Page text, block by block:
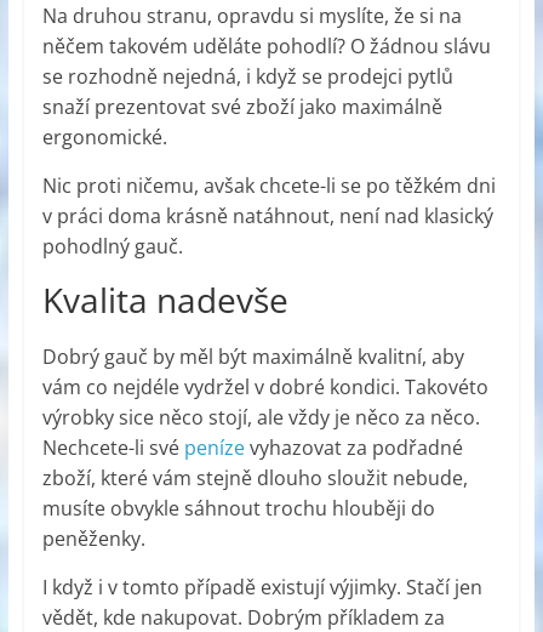
Na druhou stranu, opravdu si myslíte, že si na
něčem takovém uděláte pohodlí? O žádnou slávu
se rozhodně nejedná, i když se prodejci pytlů
snaží prezentovat své zboží jako maximálně
ergonomické.
Nic proti ničemu, avšak chcete-li se po těžkém dni
v práci doma krásně natáhnout, není nad klasický
pohodlný gauč.
Kvalita nadevše
Dobrý gauč by měl být maximálně kvalitní, aby
vám co nejdéle vydržel v dobré kondici. Takovéto
výrobky sice něco stojí, ale vždy je něco za něco.
Nechcete-li své penízevyhazovat za podřadné
zboží, které vám stejně dlouho sloužit nebude,
musíte obvykle sáhnout trochu hlouběji do
peněženky.
I když i v tomto případě existují výjimky. Stačí jen
vědět, kde nakupovat. Dobrým příkladem za